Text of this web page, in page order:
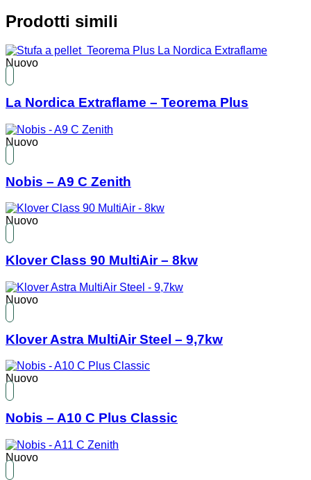
Prodotti simili
Nuovo
La Nordica Extraflame – Teorema Plus
Nuovo
Nobis – A9 C Zenith
Nuovo
Klover Class 90 MultiAir – 8kw
Nuovo
Klover Astra MultiAir Steel – 9,7kw
Nuovo
Nobis – A10 C Plus Classic
Nuovo